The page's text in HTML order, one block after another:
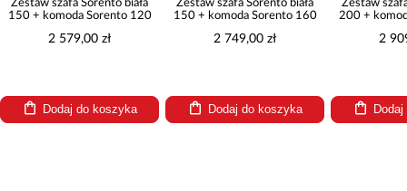
Zestaw szafa Sorento biała
150 + komoda Sorento 120
2 579,00 zł
Dodaj do koszyka
Zestaw szafa Sorento biała
150 + komoda Sorento 160
2 749,00 zł
Dodaj do koszyka
Zestaw
200 +
2